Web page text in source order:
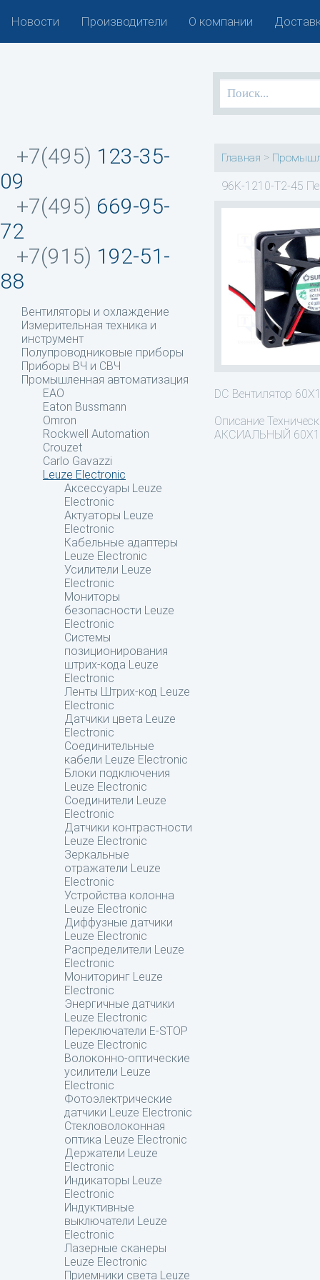
Новости Производители О компании
+7(495) 123-35-
09
+7(495) 669-95-
72
+7(915) 192-51-
88
Вентиляторы и охлаждение
Измерительная техника и
инструмент
Полупроводниковые приборы
Приборы ВЧ и СВЧ
Промышленная автоматизация
EAO
Eaton Bussmann
Omron
Rockwell Automation
Crouzet
Carlo Gavazzi
Leuze Electronic
Аксессуары Leuze
Electronic
Актуаторы Leuze
Electronic
Кабельные адаптеры
Leuze Electronic
Усилители Leuze
Electronic
Мониторы
безопасности Leuze
Electronic
Системы
позиционирования
штрих-кода Leuze
Electronic
Ленты Штрих-код Leuze
Electronic
Датчики цвета Leuze
Electronic
Соединительные
кабели Leuze Electronic
Блоки подключения
Leuze Electronic
Соединители Leuze
Electronic
Датчики контрастности
Leuze Electronic
Зеркальные
отражатели Leuze
Electronic
Устройства колонна
Leuze Electronic
Диффузные датчики
Leuze Electronic
Распределители Leuze
Electronic
Мониторинг Leuze
Electronic
Энергичные датчики
Leuze Electronic
Переключатели E-STOP
Leuze Electronic
Волоконно-оптические
усилители Leuze
Electronic
Фотоэлектрические
датчики Leuze Electronic
Стекловолоконная
оптика Leuze Electronic
Держатели Leuze
Electronic
Индикаторы Leuze
Electronic
Индуктивные
выключатели Leuze
Electronic
Лазерные сканеры
Leuze Electronic
Приемники света Leuze
Главная >
96K-1210-T2-45
DC Вентилятор
Описание
АКСИАЛЬНЫЙ